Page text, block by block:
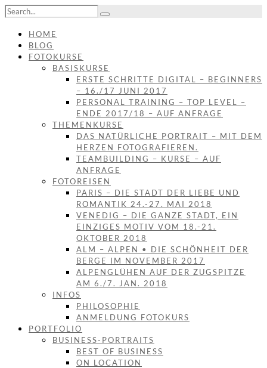
HOME
BLOG
FOTOKURSE
BASISKURSE
ERSTE SCHRITTE DIGITAL – BEGINNERS
– 16./17 JUNI 2017
PERSONAL TRAINING – TOP LEVEL –
ENDE 2017/18 – AUF ANFRAGE
THEMENKURSE
DAS NATÜRLICHE PORTRAIT – MIT DEM
HERZEN FOTOGRAFIEREN.
TEAMBUILDING – KURSE – AUF
ANFRAGE
FOTOREISEN
PARIS – DIE STADT DER LIEBE UND
ROMANTIK 24.-27. MAI 2018
VENEDIG – DIE GANZE STADT, EIN
EINZIGES MOTIV VOM 18.-21.
OKTOBER 2018
ALM – ALPEN • DIE SCHÖNHEIT DER
BERGE IM NOVEMBER 2017
ALPENGLÜHEN AUF DER ZUGSPITZE
AM 6./7. JAN. 2018
INFOS
PHILOSOPHIE
ANMELDUNG FOTOKURS
PORTFOLIO
BUSINESS-PORTRAITS
BEST OF BUSINESS
ON LOCATION